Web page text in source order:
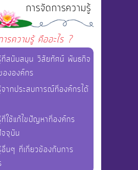
การจัดการความรู้
รความรู้ คืออะไร ?
ที่สนับสนุน วิสัยทัศน์ พันธกิจ
งองค์กร
ากประสบการณ์ที่องค์กรได้
ใช้แก้ไขปัญหาที่องค์กร
จจุบัน
นๆ ที่เกี่ยวข้องกับการ